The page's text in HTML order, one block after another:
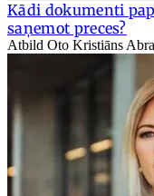
Kādi dokumenti
saņemot preces?
Atbild Oto Kristiāns